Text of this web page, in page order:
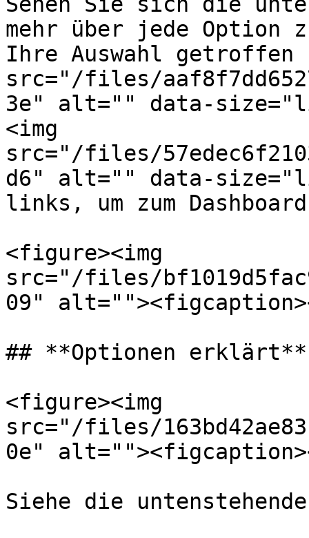
mehr über jede Option
Ihre Auswahl getroffen
src="/files/
3e" alt="" data-
<img
src="/files/
d6" alt="" data-
links, um zum
<figure><img
src="/files/
09"
## **Optionen erklärt**
<figure><img
src="/files/
0e"
Siehe die